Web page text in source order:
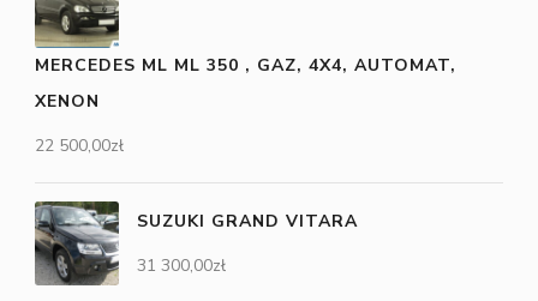
MERCEDES ML ML 350 , GAZ, 4X4, AUTOMAT,
XENON
22 500,00zł
SUZUKI GRAND VITARA
31 300,00zł